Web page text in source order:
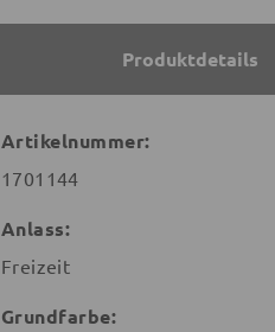
Produktdetails
Artikelnummer:
1701144
Anlass:
Freizeit
Grundfarbe: